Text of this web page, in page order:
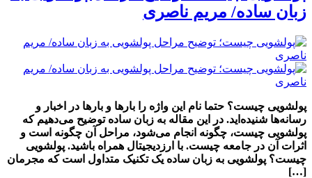
زبان ساده/ مریم ناصری
پولشویی چیست؟‌ حتما نام این واژه را بارها و بارها در اخبار و
رسانه‌ها شنیده‌اید. در این مقاله به زبان ساده توضیح می‌دهیم که
پولشویی چیست، چگونه انجام می‌شود، مراحل آن چگونه است و
اثرات آن در جامعه چیست. با ارزدیجیتال همراه باشید. پولشویی
چیست؟ پولشویی به زبان ساده یک تکنیک متداول است که مجرمان
[…]